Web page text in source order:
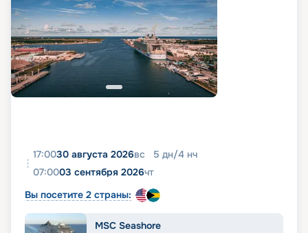
17:0030 августа 2026вс 5 дн/4 нч
07:0003 сентября 2026чт
Вы посетите 2 страны:
MSC Seashore